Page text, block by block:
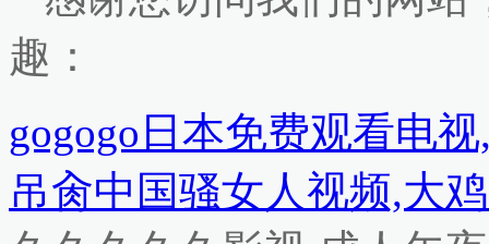
趣：
gogogo日本免费观看电
吊肏中国骚女人视频,大